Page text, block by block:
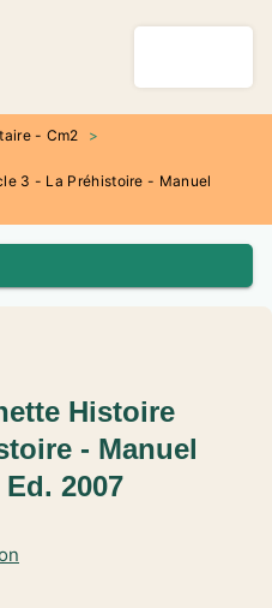
- Cm2
>
3 - La Préhistoire - Manuel
Histoire
- Manuel
2007